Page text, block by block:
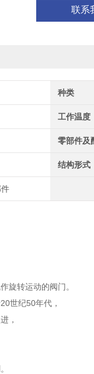
联系
种类
工作温度
零部件及
结构形式
旋转运动的阀门。
世纪50年代，
，